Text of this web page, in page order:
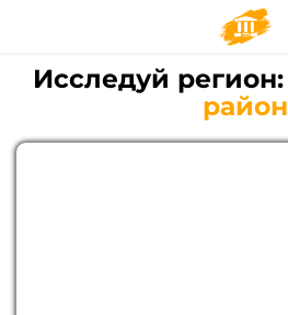
Исследуй регион:
район